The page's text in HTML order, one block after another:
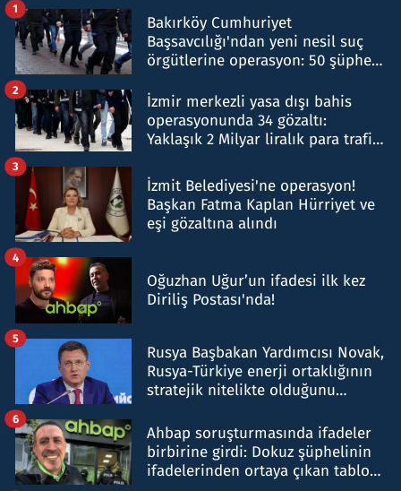
Bakırköy Cumhuriyet
Başsavcılığı'ndan yeni nesil suç
örgütlerine operasyon: 50 şüpheli
1
İzmir merkezli yasa dışı bahis
operasyonunda 34 gözaltı:
Yaklaşık 2 Milyar liralık para trafiği
2
İzmit Belediyesi'ne operasyon!
Başkan Fatma Kaplan Hürriyet ve
eşi gözaltına alındı
3
Oğuzhan Uğur’un ifadesi ilk kez
Diriliş Postası'nda!
4
Rusya Başbakan Yardımcısı Novak,
Rusya-Türkiye enerji ortaklığının
stratejik nitelikte olduğunu
5
Ahbap soruşturmasında ifadeler
birbirine girdi: Dokuz şüphelinin
ifadelerinden ortaya çıkan tablo
6